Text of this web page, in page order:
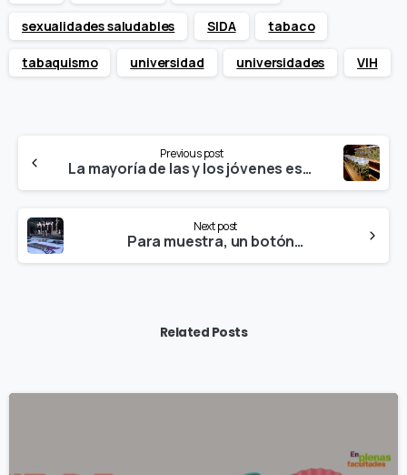
sexualidades saludables SIDA tabaco
tabaquismo universidad universidades VIH
Reading
Previous post
La mayoría de las y los jóvenes españoles apuestan por la legalización controlada del cannabis
Next post
Para muestra, un botón…
Related Posts